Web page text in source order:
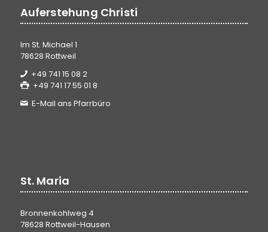
Auferstehung Christi
Im St. Michael 1
78628 Rottweil
+49 741 15 08 2
+49 741 17 55 01 8
E-Mail ans Pfarrbüro
St. Maria
Bronnenkohlweg 4
78628 Rottweil-Hausen